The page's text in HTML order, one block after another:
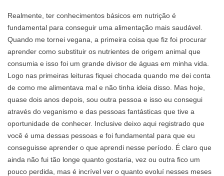
Realmente, ter conhecimentos básicos em nutrição é
fundamental para conseguir uma alimentação mais saudável.
Quando me tornei vegana, a primeira coisa que fiz foi procurar
aprender como substituir os nutrientes de origem animal que
consumia e isso foi um grande divisor de águas em minha vida.
Logo nas primeiras leituras fiquei chocada quando me dei conta
de como me alimentava mal e não tinha ideia disso. Mas hoje,
quase dois anos depois, sou outra pessoa e isso eu consegui
através do veganismo e das pessoas fantásticas que tive a
oportunidade de conhecer. Inclusive deixo aqui registrado que
você é uma dessas pessoas e foi fundamental para que eu
conseguisse aprender o que aprendi nesse período. É claro que
ainda não fui tão longe quanto gostaria, vez ou outra fico um
pouco perdida, mas é incrível ver o quanto evoluí nesses meses